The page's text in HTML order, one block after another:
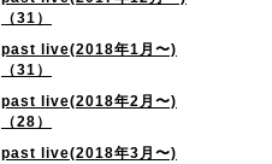
（31）
past live(2018年1月〜)
（31）
past live(2018年2月〜)
（28）
past live(2018年3月〜)